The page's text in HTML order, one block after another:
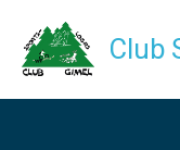
Club